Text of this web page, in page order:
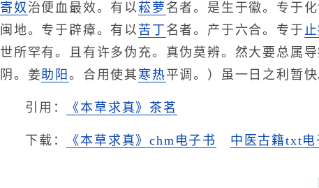
寄奴 治便血最效。有以菘萝 名者。是生于徽。专于
闽地。专于辟瘴。有以 苦丁 名者。产于六合。专于
世所罕有。且有许多伪充。真伪莫辨。然大要总属
阴。姜助阳。合用使其寒热平调。）虽一日之利暂
引用： 《本草求真》茶茗
下载： 《本草求真》chm电子书 中医古籍txt电